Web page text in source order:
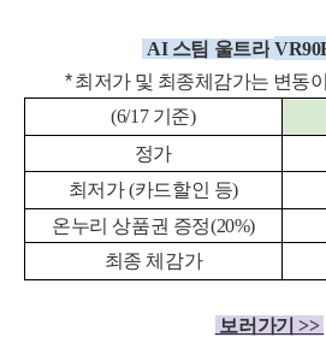
AI 스팀 울트라
* 최저가 및 최종체감가는 변동
(6/17 기준)
정가
최저가 (카드할인 등)
온누리 상품권 증정(20%)
최종 체감가
보러가기 >>